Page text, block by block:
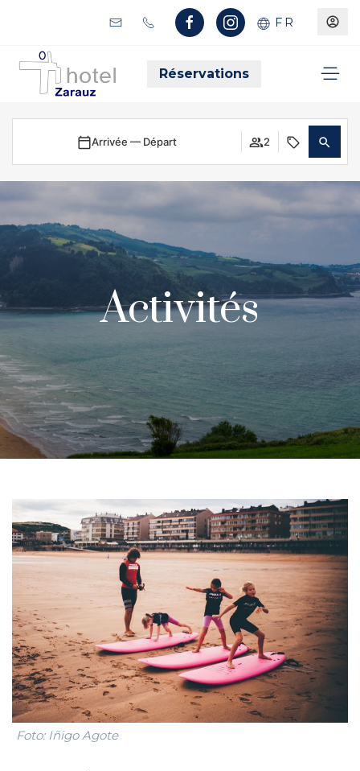
FR
Réservations
Arrivée — Départ 2
Activités
Foto: Iñigo Agote